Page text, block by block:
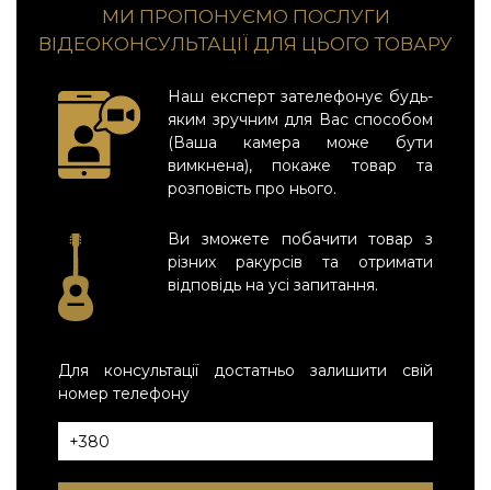
МИ ПРОПОНУЄМО ПОСЛУГИ
ВІДЕОКОНСУЛЬТАЦІЇ ДЛЯ ЦЬОГО ТОВАРУ
Наш експерт зателефонує будь-
яким зручним для Вас способом
(Ваша камера може бути
вимкнена), покаже товар та
розповість про нього.
Ви зможете побачити товар з
різних ракурсів та отримати
відповідь на усі запитання.
Для консультації достатньо залишити свій
номер телефону